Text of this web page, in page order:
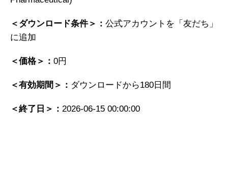
＜ダウンロード条件＞： 公式アカウントを「友だち」
に追加
＜価格＞： 0円
＜有効期間＞： ダウンロードから180日間
＜終了日＞： 2026-06-15 00:00:00